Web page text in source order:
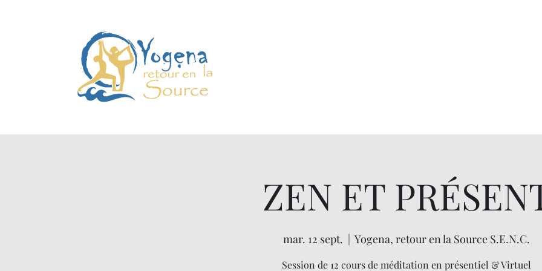
ZEN ET
mar. 12 sept.
  |
Yogena, retour en la Source S.E.N.C.
Session de 12 cours de méditation en présentiel & Virtuel